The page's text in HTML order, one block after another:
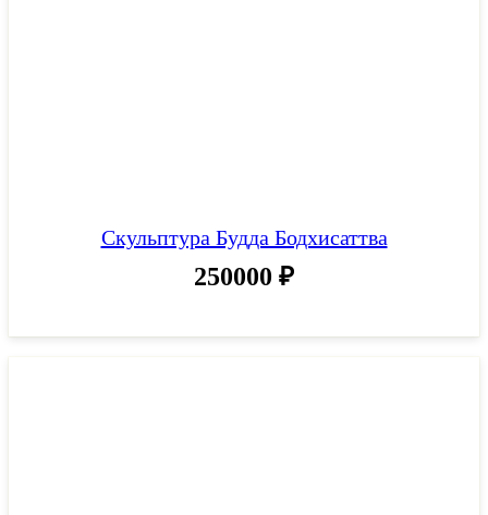
Скульптура Будда Бодхисаттва
250000 ₽